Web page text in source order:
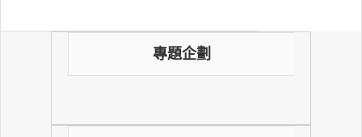
專題企劃